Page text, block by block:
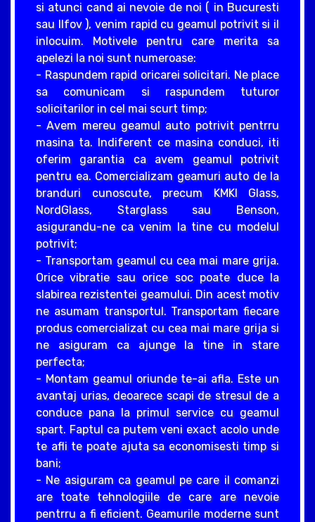
si atunci cand ai nevoie de noi ( in Bucuresti
sau Ilfov ), venim rapid cu geamul potrivit si il
inlocuim. Motivele pentru care merita sa
apelezi la noi sunt numeroase:
- Raspundem rapid oricarei solicitari. Ne place
sa comunicam si raspundem tuturor
solicitarilor in cel mai scurt timp;
- Avem mereu geamul auto potrivit pentrru
masina ta. Indiferent ce masina conduci, iti
oferim garantia ca avem geamul potrivit
pentru ea. Comercializam geamuri auto de la
branduri cunoscute, precum KMKI Glass,
NordGlass, Starglass sau Benson,
asigurandu-ne ca venim la tine cu modelul
potrivit;
- Transportam geamul cu cea mai mare grija.
Orice vibratie sau orice soc poate duce la
slabirea rezistentei geamului. Din acest motiv
ne asumam transportul. Transportam fiecare
produs comercializat cu cea mai mare grija si
ne asiguram ca ajunge la tine in stare
perfecta;
- Montam geamul oriunde te-ai afla. Este un
avantaj urias, deoarece scapi de stresul de a
conduce pana la primul service cu geamul
spart. Faptul ca putem veni exact acolo unde
te afli te poate ajuta sa economisesti timp si
bani;
- Ne asiguram ca geamul pe care il comanzi
are toate tehnologiile de care are nevoie
pentrru a fi eficient. Geamurile moderne sunt